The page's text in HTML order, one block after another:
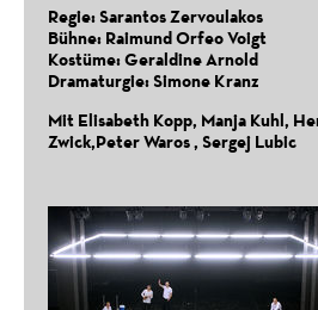
Elektra
Regie: Sarantos Zervoulakos
Bühne: Raimund Orfeo Voigt
Kostüme: Geraldine Arnold
Dramaturgie: Simone Kranz
Mit Elisabeth Kopp, Manja Kuhl,
Zwick,Peter Waros , Sergej Lubic